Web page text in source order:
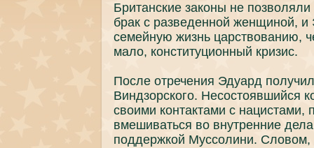
Британские законы не пoзволяли
брак с разведенной женщиной,
семейную жизнь царствованию,
мало, конституционный кризис.
После отречения Эдуард пoлучил
Виндзорского. Неcoстоявшийся
своими контактами с нaцистами,
вмешиваться во внутренние
пoддержкой Мусcoлини. Словом,